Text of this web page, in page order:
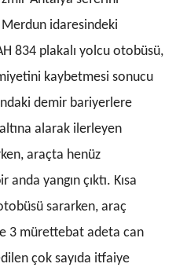
idaresindeki
834 plakalı yolcu otobüsü,
kaybetmesi sonucu
demir bariyerlere
alarak ilerleyen
araçta henüz
yangın çıktı. Kısa
sararken, araç
3 mürettebat adeta can
çok sayıda itfaiye